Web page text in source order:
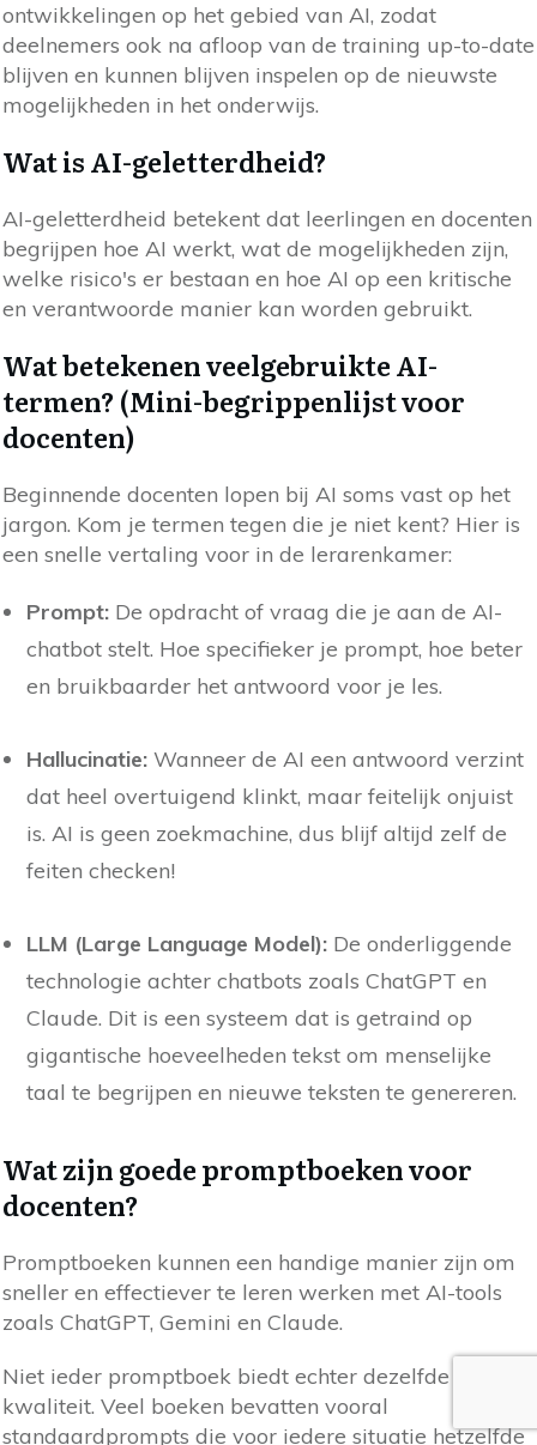
ontwikkelingen op het gebied van AI, zodat
deelnemers ook na afloop van de training up-to-date
blijven en kunnen blijven inspelen op de nieuwste
mogelijkheden in het onderwijs.
Wat is AI-geletterdheid?
AI-geletterdheid betekent dat leerlingen en docenten
begrijpen hoe AI werkt, wat de mogelijkheden zijn,
welke risico's er bestaan en hoe AI op een kritische
en verantwoorde manier kan worden gebruikt.
Wat betekenen veelgebruikte AI-
termen? (Mini-begrippenlijst voor
docenten)
Beginnende docenten lopen bij AI soms vast op het
jargon. Kom je termen tegen die je niet kent? Hier is
een snelle vertaling voor in de lerarenkamer:
Prompt: De opdracht of vraag die je aan de AI-
chatbot stelt. Hoe specifieker je prompt, hoe beter
en bruikbaarder het antwoord voor je les.
Hallucinatie: Wanneer de AI een antwoord verzint
dat heel overtuigend klinkt, maar feitelijk onjuist
is. AI is geen zoekmachine, dus blijf altijd zelf de
feiten checken!
LLM (Large Language Model): De onderliggende
technologie achter chatbots zoals ChatGPT en
Claude. Dit is een systeem dat is getraind op
gigantische hoeveelheden tekst om menselijke
taal te begrijpen en nieuwe teksten te genereren.
Wat zijn goede promptboeken voor
docenten?
Promptboeken kunnen een handige manier zijn om
sneller en effectiever te leren werken met AI-tools
zoals ChatGPT, Gemini en Claude.
Niet ieder promptboek biedt echter dezelfde
kwaliteit. Veel boeken bevatten vooral
standaardprompts die voor iedere situatie hetzelfde